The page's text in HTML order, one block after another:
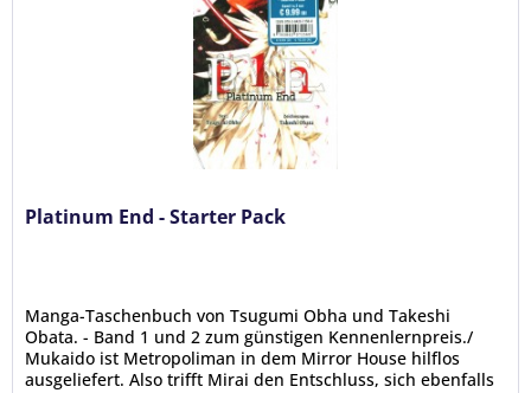
Platinum End - Starter Pack
Manga-Taschenbuch von Tsugumi Obha und Takeshi
Obata. - Band 1 und 2 zum günstigen Kennenlernpreis./
Mukaido ist Metropoliman in dem Mirror House hilflos
ausgeliefert. Also trifft Mirai den Entschluss, sich ebenfalls